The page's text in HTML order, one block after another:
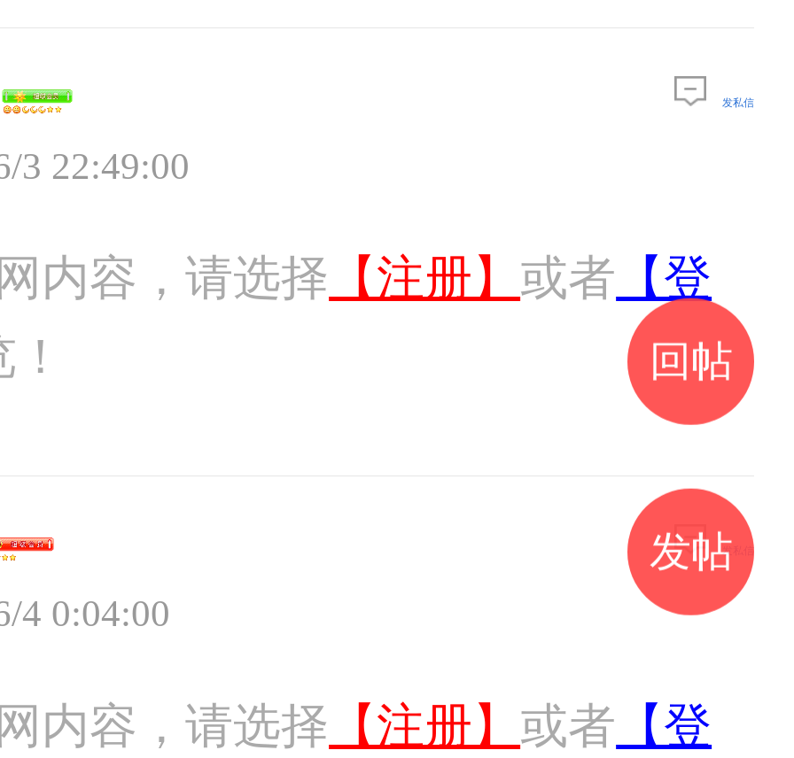
3 22:49:00
发私信
内容，请选择 【注册】 或者 【登
4 0:04:00
发私信
内容，请选择 【注册】 或者 【登
回帖
发帖